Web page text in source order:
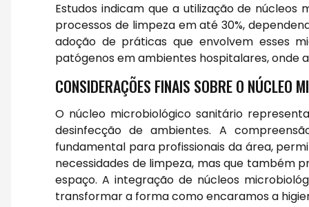
Estudos indicam que a utilização de
processos de limpeza em até 30%,
adoção de práticas que envolvem esses
patógenos em ambientes hospitalares, onde
CONSIDERAÇÕES FINAIS SOBRE O NÚCLEO
O núcleo microbiológico sanitário
desinfecção de ambientes. A
fundamental para profissionais da área,
necessidades de limpeza, mas que também
espaço. A integração de núcleos
transformar a forma como encaramos a